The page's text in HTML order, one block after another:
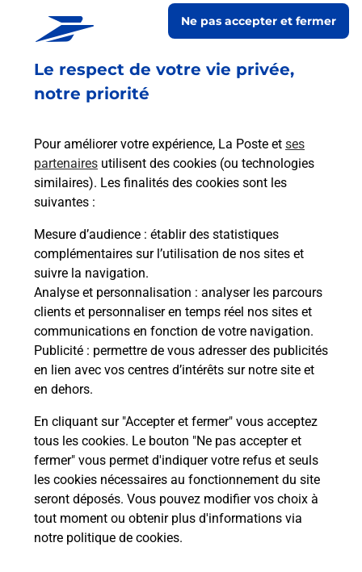
Le respect de votre vie privée,
notre priorité
Pour améliorer votre expérience, La Poste et ses
partenaires utilisent des cookies (ou technologies
similaires). Les finalités des cookies sont les
suivantes :
Mesure d’audience : établir des statistiques
complémentaires sur l’utilisation de nos sites et
suivre la navigation.
Analyse et personnalisation : analyser les parcours
clients et personnaliser en temps réel nos sites et
communications en fonction de votre navigation.
Publicité : permettre de vous adresser des publicités
en lien avec vos centres d’intérêts sur notre site et
en dehors.
En cliquant sur "Accepter et fermer" vous acceptez
tous les cookies. Le bouton "Ne pas accepter et
fermer" vous permet d'indiquer votre refus et seuls
les cookies nécessaires au fonctionnement du site
seront déposés. Vous pouvez modifier vos choix à
tout moment ou obtenir plus d'informations via
notre politique de cookies.
Ne pas accepter et fermer
La Poste
Ouvert 24h/24
En savoir plus
Recherchez un autre point de contact
Questions fréquemment posées
Est-ce que je peux garder mon
numéro de mobile gratuitement ?
Est-ce que je peux bénéficier de la 5G
avec La Poste Mobile ?